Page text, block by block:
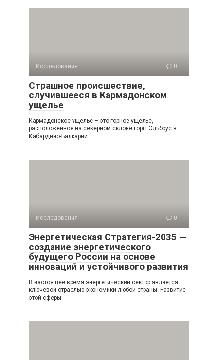
Исследования 0
Страшное происшествие,
случившееся в Кармадонском
ущелье
Кармадонское ущелье – это горное ущелье,
расположенное на северном склоне горы Эльбрус в
Кабардино-Балкарии.
Исследования 0
Энергетическая Стратегия-2035 —
создание энергетического
будущего России на основе
инноваций и устойчивого развития
В настоящее время энергетический сектор является
ключевой отраслью экономики любой страны. Развитие
этой сферы